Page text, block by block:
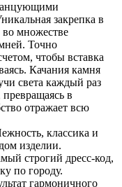
закрепка в
множестве
Точно
чтобы вставка
Качания камня
света каждый раз
в
отражает всю
классика и
изделии.
строгий дресс-код,
по городу.
гармоничного